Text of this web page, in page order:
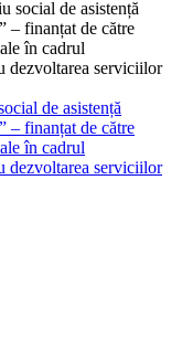
de asistență
– finanțat de către
în cadrul
dezvoltarea serviciilor